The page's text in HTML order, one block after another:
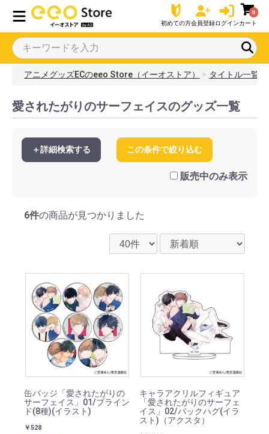
初めての方会員登録ログイン
0
カート
アニメグッズECのeeo Store（イーオストア） タイトル一覧
愛されたがりのサーフェイスのグッズ一覧
＋詳細検索する この条件で絞り込む
販売中のみ表示
6件の商品が見つかりました
缶バッジ「愛されたがりの
サーフェイス」01/ブライン
ド(8種)(イラスト)
￥528
キャラアクリルフィギュア
「愛されたがりのサーフェ
イス」02/バックハグ(イラ
スト)（アクスタ）